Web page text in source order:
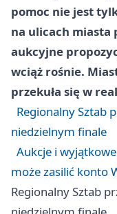
pomoc nie jest
na ulicach miasta
aukcyjne
wciąż rośnie.
przekuła się w
Regionalny Sztab
niedzielnym finale
Aukcje i
może zasilić konto
Regionalny Sztab